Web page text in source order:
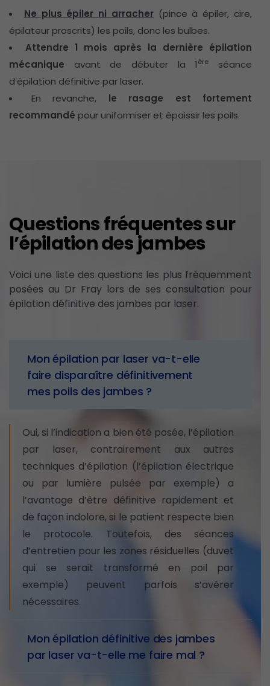
Ne plus épiler ni arracher(pince à épiler, cire,
épilateur proscrits) les poils, donc les bulbes.
Attendre 1 mois après la dernière épilation
mécanique avant de débuter la 1ère
séance
d’épilation définitive par laser.
En revanche, le rasage est fortement
recommandé pour uniformiser et épaissir les poils.
Questions fréquentes sur
l’épilation des jambes
Voici une liste des questions les plus fréquemment
posées au Dr Fray lors de ses consultation pour
épilation définitive des jambes par laser.
Mon épilation par laser va-t-elle
faire disparaître définitivement
mes poils des jambes ?
Oui, si l’indication a bien été posée, l’épilation
par laser, contrairement aux autres
techniques d’épilation (l’épilation électrique
ou par lumière pulsée par exemple) a
l’avantage d’être définitive rapidement et
de façon indolore, si le patient respecte bien
le protocole. Toutefois, des séances
d’entretien pour les zones résiduelles (duvet
qui se serait transformé en poil par
exemple) peuvent parfois s’avérer
nécessaires.
Mon épilation définitive des jambes
par laser va-t-elle me faire mal ?